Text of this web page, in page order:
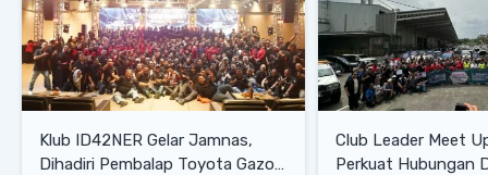
Klub ID42NER Gelar Jamnas,
Dihadiri Pembalap Toyota Gazoo
Club Leader Meet
Perkuat Hubungan